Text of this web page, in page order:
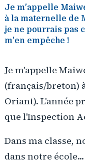
Je m'appelle
à la maternelle de
je ne pourrais pas
m'en empêche !
Je m'appelle
(français/breton)
Oriant). L'année
que l'Inspection
Dans ma classe,
dans notre